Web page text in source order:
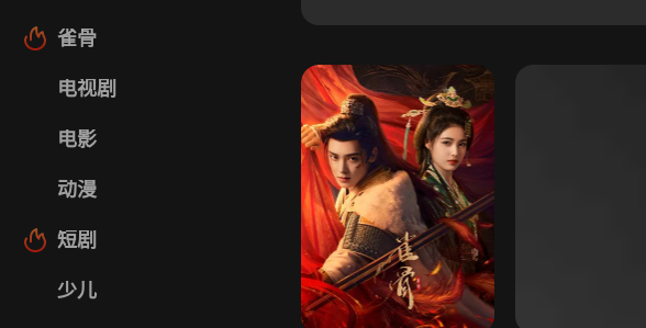
雀骨
电视剧
电影
动漫
短剧
少儿